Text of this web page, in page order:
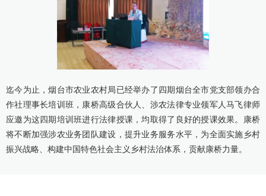
迄今为止，烟台市农业农村局已经举办了四期烟台全市党支部领办合
作社理事长培训班，康桥高级合伙人、涉农法律专业领军人马飞律师
应邀为这四期培训班进行法律授课，均取得了良好的授课效果。康桥
将不断加强涉农业务团队建设，提升业务服务水平，为全面实施乡村
振兴战略、构建中国特色社会主义乡村法治体系，贡献康桥力量。